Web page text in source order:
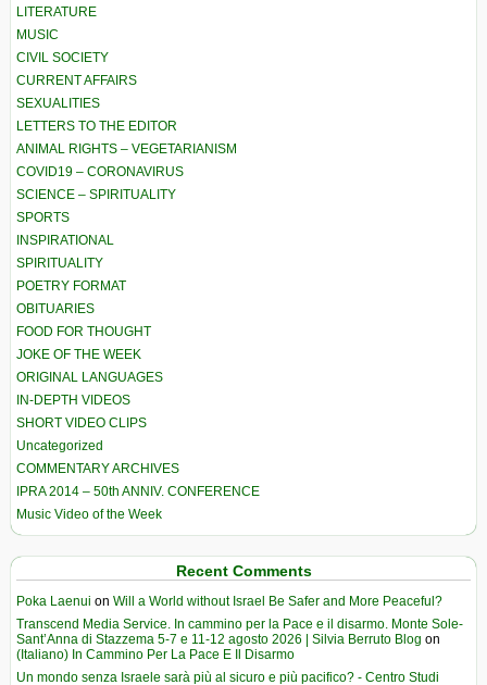
LITERATURE
MUSIC
CIVIL SOCIETY
CURRENT AFFAIRS
SEXUALITIES
LETTERS TO THE EDITOR
ANIMAL RIGHTS – VEGETARIANISM
COVID19 – CORONAVIRUS
SCIENCE – SPIRITUALITY
SPORTS
INSPIRATIONAL
SPIRITUALITY
POETRY FORMAT
OBITUARIES
FOOD FOR THOUGHT
JOKE OF THE WEEK
ORIGINAL LANGUAGES
IN-DEPTH VIDEOS
SHORT VIDEO CLIPS
Uncategorized
COMMENTARY ARCHIVES
IPRA 2014 – 50th ANNIV. CONFERENCE
Music Video of the Week
Recent Comments
Poka Laenui on Will a World without Israel Be Safer and More Peaceful?
Transcend Media Service. In cammino per la Pace e il disarmo. Monte Sole-
Sant’Anna di Stazzema 5-7 e 11-12 agosto 2026 | Silvia Berruto Blog on
(Italiano) In Cammino Per La Pace E Il Disarmo
Un mondo senza Israele sarà più al sicuro e più pacifico? - Centro Studi